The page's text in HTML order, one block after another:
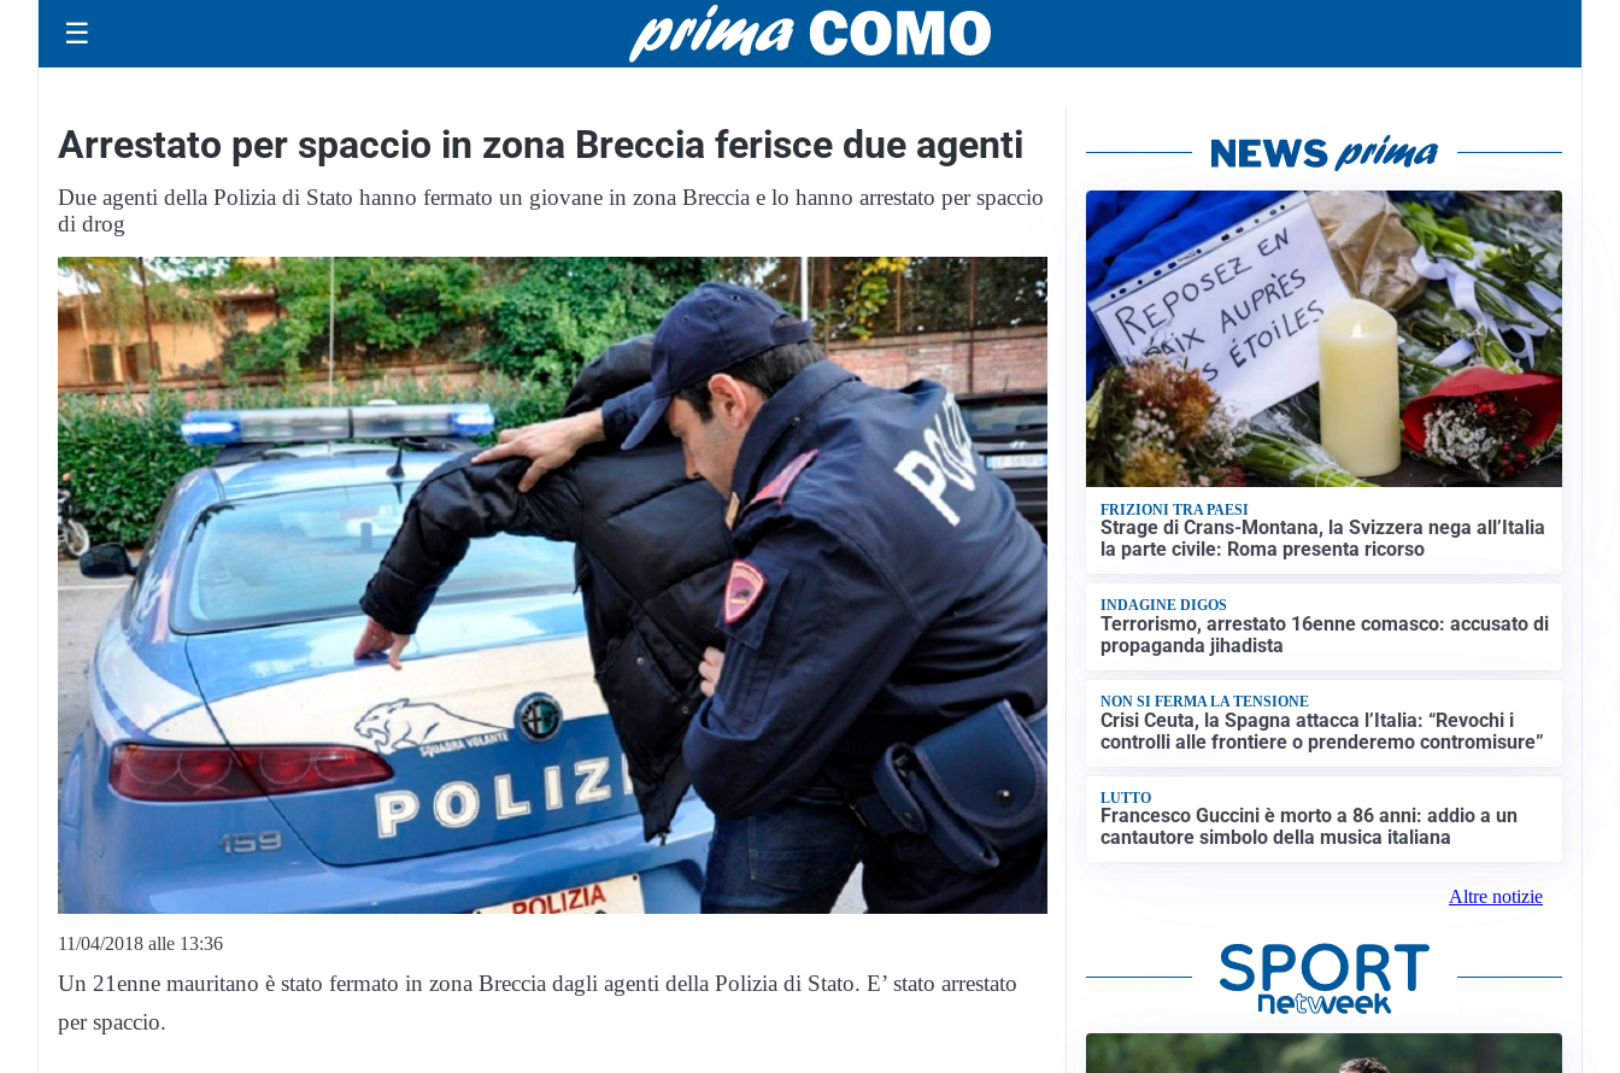
☰
Arrestato per spaccio in zona Breccia ferisce due agenti
Due agenti della Polizia di Stato hanno fermato un giovane in zona Breccia e lo hanno arrestato per spaccio
di drog
11/04/2018 alle 13:36
Un 21enne mauritano è stato fermato in zona Breccia dagli agenti della Polizia di Stato. E’ stato arrestato
per spaccio.
FRIZIONI TRA PAESI
Strage di Crans-Montana, la Svizzera nega all’Italia
la parte civile: Roma presenta ricorso
INDAGINE DIGOS
Terrorismo, arrestato 16enne comasco: accusato di
propaganda jihadista
NON SI FERMA LA TENSIONE
Crisi Ceuta, la Spagna attacca l’Italia: “Revochi i
controlli alle frontiere o prenderemo contromisure”
LUTTO
Francesco Guccini è morto a 86 anni: addio a un
cantautore simbolo della musica italiana
Altre notizie